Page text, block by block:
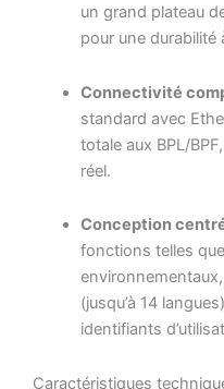
un grand plateau
pour une durabilité
Connectivité
standard avec
totale aux BPL/
réel.
Conception
fonctions telles
(jusqu’à 14
identifiants
Caractéristiques